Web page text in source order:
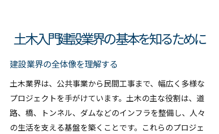
土木入門建設業界の基本を知るために
建設業界の全体像を理解する
土木業界は、公共事業から民間工事まで、幅広く多様な
プロジェクトを手がけています。土木の主な役割は、道
路、橋、トンネル、ダムなどのインフラを整備し、人々
の生活を支える基盤を築くことです。これらのプロジェ